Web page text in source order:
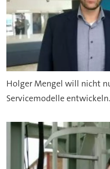
Holger Mengel will nicht
Servicemodelle entwickeln.